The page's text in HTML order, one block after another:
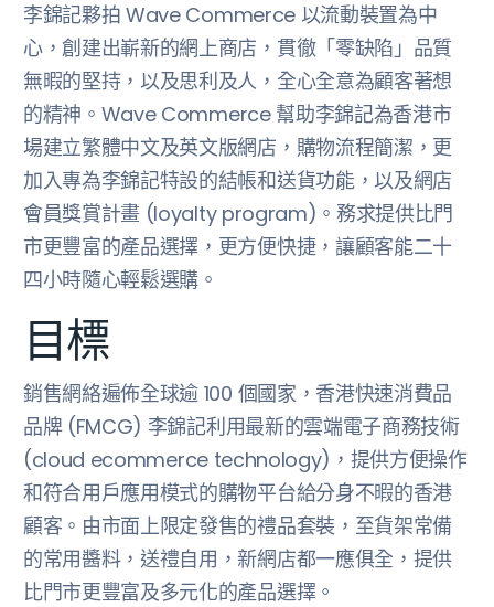
李錦記夥拍 Wave Commerce 以流動裝置為中
心，創建出嶄新的網上商店，貫徹「零缺陷」品質
無暇的堅持，以及思利及人，全心全意為顧客著想
的精神。Wave Commerce 幫助李錦記為香港市
場建立繁體中文及英文版網店，購物流程簡潔，更
加入專為李錦記特設的結帳和送貨功能，以及網店
會員獎賞計畫 (loyalty program)。務求提供比門
市更豐富的產品選擇，更方便快捷，讓顧客能二十
四小時隨心輕鬆選購。
目標
銷售網絡遍佈全球逾 100 個國家，香港快速消費品
品牌 (FMCG) 李錦記利用最新的雲端電子商務技術
(cloud ecommerce technology)，提供方便操作
和符合用戶應用模式的購物平台給分身不暇的香港
顧客。由市面上限定發售的禮品套裝，至貨架常備
的常用醬料，送禮自用，新網店都一應俱全，提供
比門市更豐富及多元化的產品選擇。